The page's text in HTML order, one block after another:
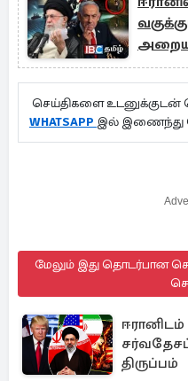
புள்ளி
செய்திகளை உடனுக்குடன்
WHATSAPP இல் இணைந்து
மேலும் இது தொடர்பான
திருப்பம்